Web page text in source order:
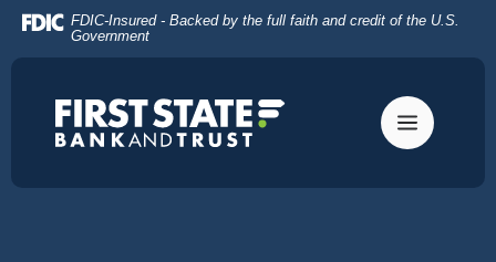
Home
Skip
content
Download
Acrobat
FDIC-Insured - Backed by the full faith and credit of the U.S.
Government